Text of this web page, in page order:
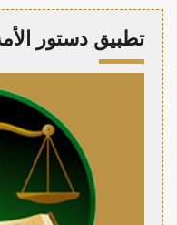
تطبيق دستور